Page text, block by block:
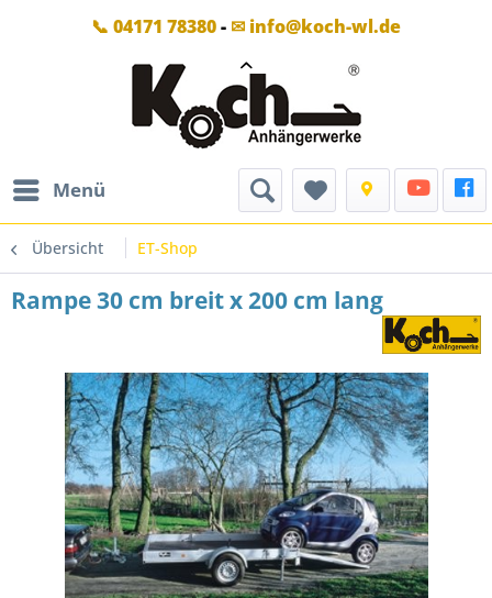
📞 04171 78380- ✉ info@koch-wl.de
Menü
Übersicht ET-Shop
Rampe 30 cm breit x 200 cm lang